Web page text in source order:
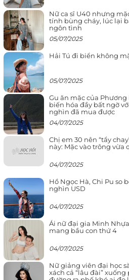
Nữ ca sĩ U40 nhưng
tính bùng cháy, lúc lại
ngôn tình
05/07/2025
Hải Tú đi biển không
05/07/2025
Gu ăn mặc của Phương
biến hóa đầy bất ngờ
nghìn đã mua được
04/07/2025
Chị em 30 nên “tẩy
này: Mặc vào trông vừa
04/07/2025
Hồ Ngọc Hà, Chi Pu so
nghìn USD
04/07/2025
Ái nữ đại gia Minh
mang bầu con thứ 4
04/07/2025
Nữ giảng viên đại học
xách cả “lâu đài”